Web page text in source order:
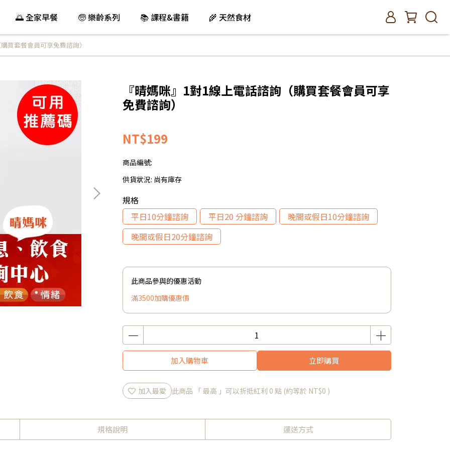
🌅 全家早餐 🧓 樂齡系列 📚 課程&書籍 🌾 天然食材
買套餐會員可享免費諮詢）
『晴媽咪』1對1線上電話諮詢（購買套餐會員可享
免費諮詢）
NT$199
商品編號:
供貨狀況: 尚有庫存
規格
平日10分鐘諮詢
平日20 分鐘諮詢
晚間或假日10分鐘諮詢
晚間或假日20分鐘諮詢
此商品參與的優惠活動
滿3500加購優惠價
加入購物車 立即購買
加入最愛 此商品 「 最高 」可以折抵紅利 0 點 (約等於 NT$0 )
規格說明 運送方式